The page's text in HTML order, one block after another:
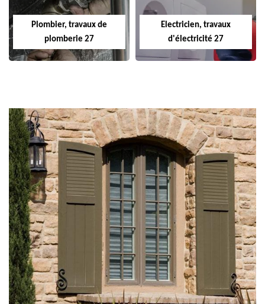
Plombier, travaux de
plomberie 27
Electricien, travaux
d'électricité 27